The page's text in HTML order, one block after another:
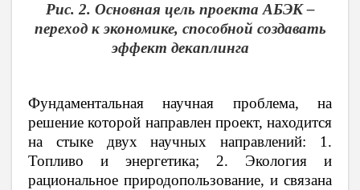
Рис. 2. Основная цель проекта АБЭК –
переход к экономике, способной создавать
эффект декаплинга
Фундаментальная научная проблема, на
решение которой направлен проект, находится
на стыке двух научных направлений: 1.
Топливо и энергетика; 2. Экология и
рациональное природопользование, и связана